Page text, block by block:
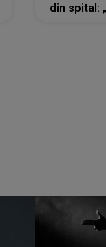
din spital: